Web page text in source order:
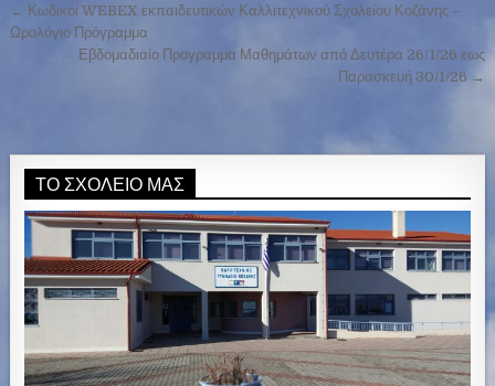
Π
γ
σ
η
ά
ρ
θ
ρ
← Κωδικοί WEBEX εκπαιδευτικών Καλλιτεχνικού Σχολείου Κοζάνης –
Ωρολόγιο Πρόγραμμα
Εβδομαδιαίο Προγραμμα Μαθημάτων από Δευτέρα 26/1/26 εως
Παρασκευή 30/1/26 →
ΤΟ ΣΧΟΛΕΊΟ ΜΑΣ